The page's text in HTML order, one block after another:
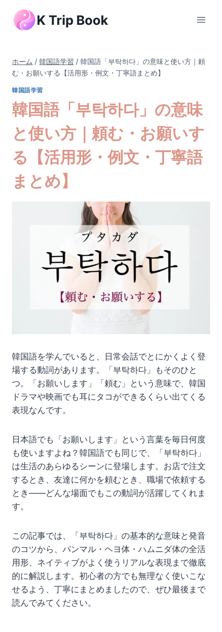
K Trip Book
ホーム / 韓国語学習 / 韓国語「부탁하다」の意味と使い方｜頼
む・お願いする【活用形・例文・丁寧語まとめ】
韓国語学習
韓国語「부탁하다」の意味
と使い方｜頼む・お願いす
る【活用形・例文・丁寧語
まとめ】
韓国語を学んでいると、日常会話でとにかくよく登
場する動詞があります。「부탁하다」もそのひと
つ。「お願いします」「頼む」という意味で、韓国
ドラマや映画でも耳にタコができるくらい出てくる
表現なんです。
日本語でも「お願いします」という言葉を毎日何度
も使いますよね？韓国語でも同じで、「부탁하다」
は生活のあらゆるシーンに登場します。お店で注文
するとき、友達に何かを頼むとき、職場で依頼する
とき――どんな場面でもこの動詞が活躍してくれま
す。
この記事では、「부탁하다」の基本的な意味と発音
のコツから、パンマル・ヘヨ体・ハムニダ体の全活
用形、ネイティブがよく使うリアルな表現まで徹底
的に解説します。初心者の方でも無理なく使いこな
せるよう、丁寧にまとめましたので、ぜひ最後まで
読んでみてください。